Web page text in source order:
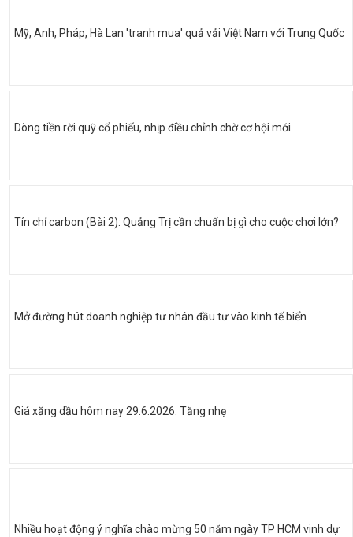
Mỹ, Anh, Pháp, Hà Lan 'tranh mua' quả vải Việt Nam với Trung Quốc
Dòng tiền rời quỹ cổ phiếu, nhịp điều chỉnh chờ cơ hội mới
Tín chỉ carbon (Bài 2): Quảng Trị cần chuẩn bị gì cho cuộc chơi lớn?
Mở đường hút doanh nghiệp tư nhân đầu tư vào kinh tế biển
Giá xăng dầu hôm nay 29.6.2026: Tăng nhẹ
Nhiều hoạt động ý nghĩa chào mừng 50 năm ngày TP HCM vinh dự